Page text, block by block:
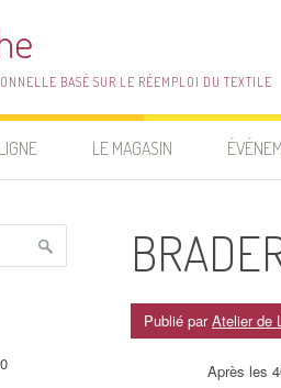
BASÉ SUR LE RÉEMPLOI DU TEXTILE
LE MAGASIN
Publié parAtelier de
Après les